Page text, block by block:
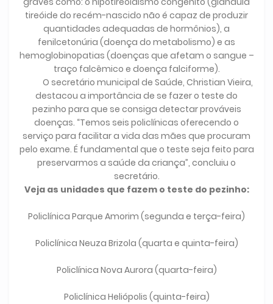
tireóide do recém-nascido não é capaz de produzir
quantidades adequadas de hormônios), a
fenilcetonúria (doença do metabolismo) e as
hemoglobinopatias (doenças que afetam o sangue –
traço falcêmico e doença falciforme).
O secretário municipal de Saúde, Christian Vieira,
destacou a importância de se fazer o teste do
pezinho para que se consiga detectar prováveis
doenças. “Temos seis policlínicas oferecendo o
serviço para facilitar a vida das mães que procuram
pelo exame. É fundamental que o teste seja feito para
preservarmos a saúde da criança”, concluiu o
secretário.
Veja as unidades que fazem o teste do pezinho:
Policlínica Parque Amorim (segunda e terça-feira)
Policlínica Neuza Brizola (quarta e quinta-feira)
Policlínica Nova Aurora (quarta-feira)
Policlínica Heliópolis (quinta-feira)